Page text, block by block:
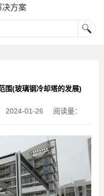
决方案
围(玻璃钢冷却塔的发展)
2024-01-26 阅读量：